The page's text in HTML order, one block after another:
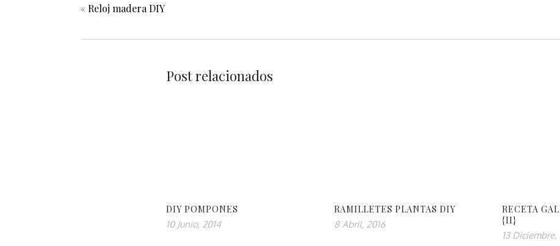
« Reloj madera DIY
Post relacionados
DIY POMPONES
10 Junio, 2014
RAMILLETES PLANTAS DIY
8 Abril, 2016
RECETA
{II}
13 Diciembre,